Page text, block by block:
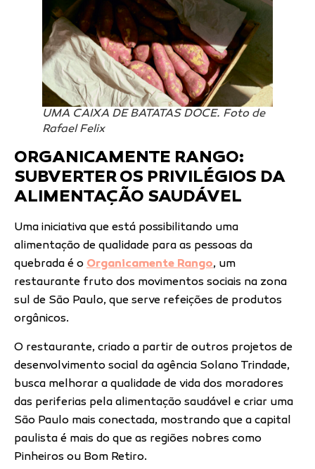
UMA CAIXA DE BATATAS DOCE. Foto de
Rafael Felix
ORGANICAMENTE RANGO:
SUBVERTER OS PRIVILÉGIOS DA
ALIMENTAÇÃO SAUDÁVEL
Uma iniciativa que está possibilitando uma
alimentação de qualidade para as pessoas da
quebrada é o Organicamente Rango, um
restaurante fruto dos movimentos sociais na zona
sul de São Paulo, que serve refeições de produtos
orgânicos.
O restaurante, criado a partir de outros projetos de
desenvolvimento social da agência Solano Trindade,
busca melhorar a qualidade de vida dos moradores
das periferias pela alimentação saudável e criar uma
São Paulo mais conectada, mostrando que a capital
paulista é mais do que as regiões nobres como
Pinheiros ou Bom Retiro.